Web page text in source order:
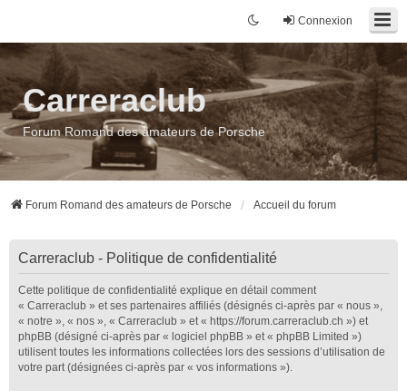
Connexion
Carreraclub
Forum Romand des amateurs de Porsche
Forum Romand des amateurs de Porsche Accueil du forum
Carreraclub - Politique de confidentialité
Cette politique de confidentialité explique en détail comment
« Carreraclub » et ses partenaires affiliés (désignés ci-après par « nous »,
« notre », « nos », « Carreraclub » et « https://forum.carreraclub.ch ») et
phpBB (désigné ci-après par « logiciel phpBB » et « phpBB Limited »)
utilisent toutes les informations collectées lors des sessions d’utilisation de
votre part (désignées ci-après par « vos informations »).